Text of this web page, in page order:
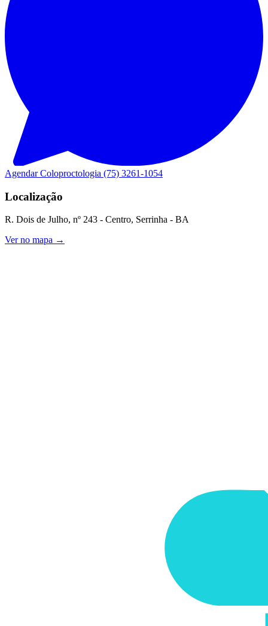
Agendar Coloproctologia (75) 3261-1054
Localização
R. Dois de Julho, nº 243 - Centro, Serrinha - BA
Ver no mapa →